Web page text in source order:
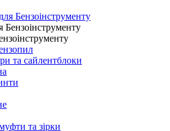
Бензоінструменту
Бензоінструменту
та сайлентблоки
та зірки